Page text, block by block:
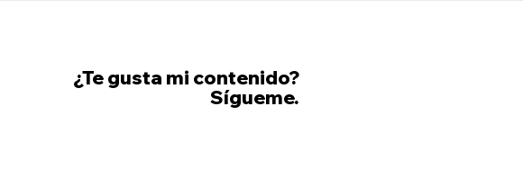
¿Te gusta mi contenido?
Sígueme.